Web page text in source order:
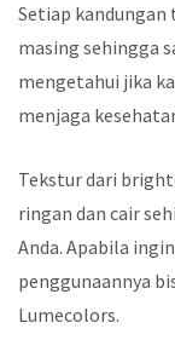
Setiap
masing sehingga
mengetahui jika
menjaga
Tekstur dari
ringan dan cair
Anda. Apabila
penggunaannya
Lumecolors.